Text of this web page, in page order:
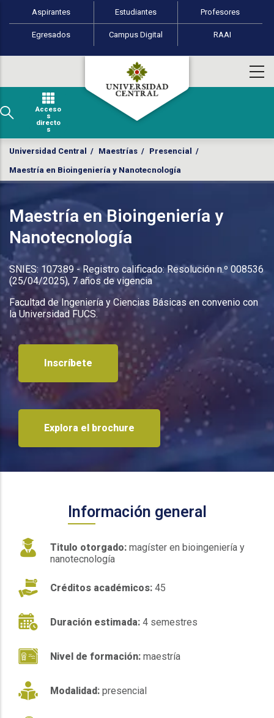
Pasar al contenido principal
Perfiles de usuario
Aspirantes Estudiantes Profesores
Egresados Campus Digital RAAI
Acceso
s
directo
s
Universidad Central / Maestrías / Presencial /
Maestría en Bioingeniería y Nanotecnología
Maestría en Bioingeniería y
Nanotecnología
SNIES: 107389 - Registro calificado: Resolución n.º 008536
(25/04/2025), 7 años de vigencia
Facultad de Ingeniería y Ciencias Básicas en convenio con
la Universidad FUCS.
Inscríbete
Explora el brochure
Información general
Titulo otorgado: magíster en bioingeniería y
nanotecnología
Créditos académicos: 45
Duración estimada: 4 semestres
Nivel de formación: maestría
Modalidad: presencial